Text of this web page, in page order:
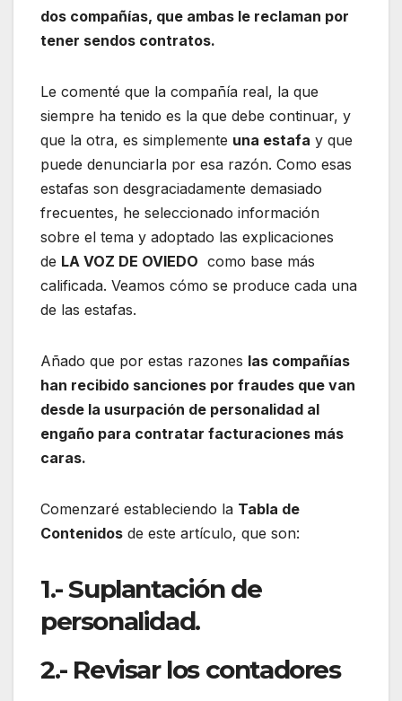
dos compañías, que ambas le reclaman por
tener sendos contratos.
Le comenté que la compañía real, la que
siempre ha tenido es la que debe continuar, y
que la otra, es simplemente una estafa y que
puede denunciarla por esa razón. Como esas
estafas son desgraciadamente demasiado
frecuentes, he seleccionado información
sobre el tema y adoptado las explicaciones
de LA VOZ DE OVIEDO como base más
calificada. Veamos cómo se produce cada una
de las estafas.
Añado que por estas razones las compañías
han recibido sanciones por fraudes que van
desde la usurpación de personalidad al
engaño para contratar facturaciones más
caras.
Comenzaré estableciendo la Tabla de
Contenidos de este artículo, que son:
1.- Suplantación de
personalidad.
2.- Revisar los contadores